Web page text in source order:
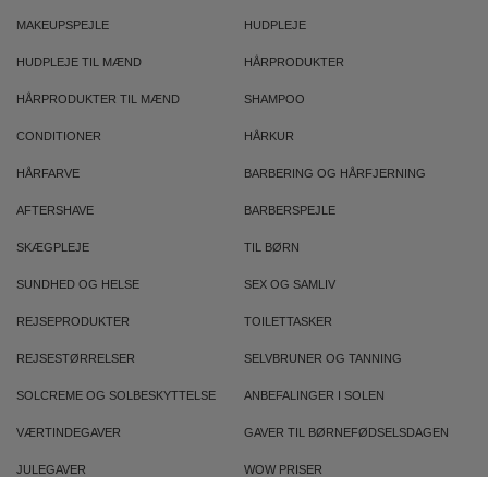
MAKEUPSPEJLE HUDPLEJE
HUDPLEJE TIL MÆND HÅRPRODUKTER
HÅRPRODUKTER TIL MÆND SHAMPOO
CONDITIONER HÅRKUR
HÅRFARVE BARBERING OG HÅRFJERNING
AFTERSHAVE BARBERSPEJLE
SKÆGPLEJE TIL BØRN
SUNDHED OG HELSE SEX OG SAMLIV
REJSEPRODUKTER TOILETTASKER
REJSESTØRRELSER SELVBRUNER OG TANNING
SOLCREME OG SOLBESKYTTELSE ANBEFALINGER I SOLEN
VÆRTINDEGAVER GAVER TIL BØRNEFØDSELSDAGEN
JULEGAVER WOW PRISER